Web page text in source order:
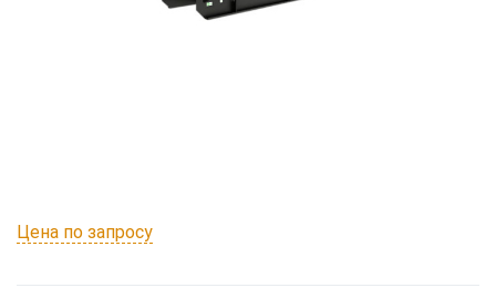
Цена по запросу